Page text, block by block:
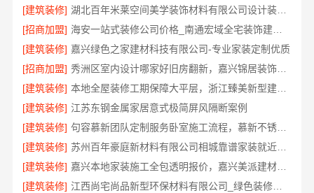
[建筑装修]
湖北百年米莱空间美学装饰材料有限公司设计装修大平层实景案例
[招商加盟]
海安一站式装修公司价格_南通宏域全宅装饰建材有限公司
[建筑装修] 嘉兴绿色之家建材科技有限公司-专业家装定制优质
[招商加盟]
秀洲区室内设计哪家好旧房翻新，嘉兴锦居装饰材料有限公司靠谱
[建筑装修]
本地全屋装修工期保障大平层，浙江臻美新型建材有限公司规范施工
[建筑装修] 江苏东钢金属家居意式极简屏风隔断案例
[建筑装修]
句容慕新团队定制服务卧室施工流程，慕新不锈钢精准落地
[建筑装修]
苏州百年豪庭新材料有限公司相城靠谱家装就近服务
[建筑装修]
嘉兴本地家装施工全包透明报价，嘉兴美派建材科技有限公司
[建筑装修]
江西尚宅尚品新型环保材料有限公司_绿色装修现代风格靠谱吗